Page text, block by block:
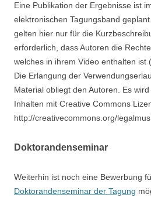
Eine Publikation der Ergebnisse ist
elektronischen Tagungsband
gelten hier nur für die
erforderlich, dass Autoren die
welches in ihrem Video enthalten ist
Die Erlangung der
Material obliegt den Autoren. Es
Inhalten mit Creative Commons
http://creativecommons.org/
Doktorandenseminar
Weiterhin ist noch eine Bewerbung
Doktorandenseminar der Tagung